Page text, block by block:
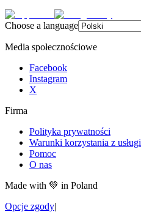
Choose a language
Media społecznościowe
Facebook
Instagram
X
Firma
Polityka prywatności
Warunki korzystania z usługi
Pomoc
O nas
Made with 💚 in Poland
Opcje zgody|